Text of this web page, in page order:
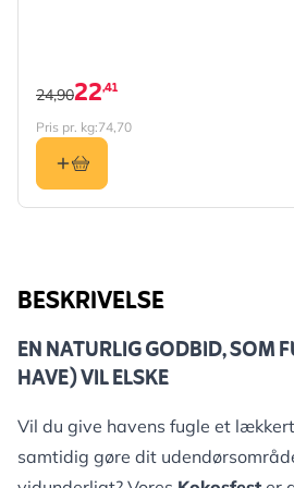
22,41
24,90
Pris pr. kg:74,70
BESKRIVELSE
EN NATURLIG GODBID, SOM
HAVE) VIL ELSKE
Vil du give havens fugle et
samtidig gøre dit